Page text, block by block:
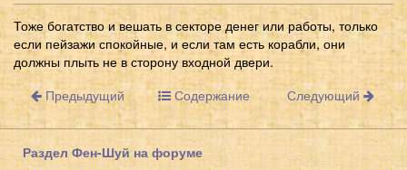
Тоже богатство и вешать в секторе денег или работы, только
если пейзажи спокойные, и если там есть корабли, они
должны плыть не в сторону входной двери.
Предыдущий
Содержание Следующий
Раздел Фен-Шуй на форуме